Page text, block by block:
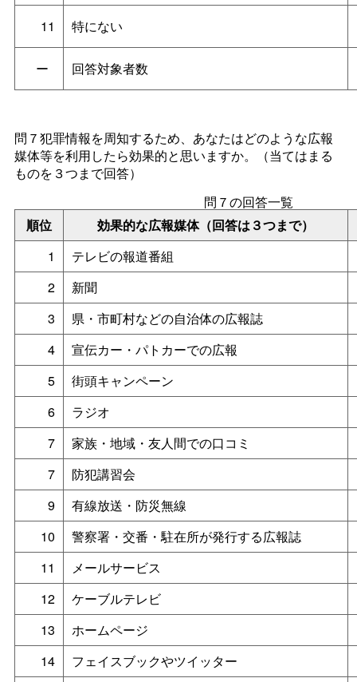
11
特にない
ー 回答対象者数
問７犯罪情報を周知するため、あなたはどのような広報
媒体等を利用したら効果的と思いますか。（当てはまる
ものを３つまで回答）
順位 効果的な広報媒体（回答は３つまで）
問７の回答一覧
1
テレビの報道番組
2
新聞
3
県・市町村などの自治体の広報誌
4
宣伝カー・パトカーでの広報
5
街頭キャンペーン
6
ラジオ
7
家族・地域・友人間での口コミ
7
防犯講習会
9
有線放送・防災無線
10
警察署・交番・駐在所が発行する広報誌
11
メールサービス
12
ケーブルテレビ
13
ホームページ
14
フェイスブックやツイッター